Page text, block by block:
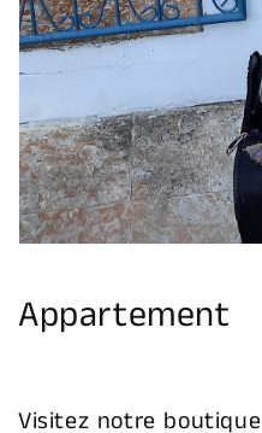
Appartement
Visitez notre boutique